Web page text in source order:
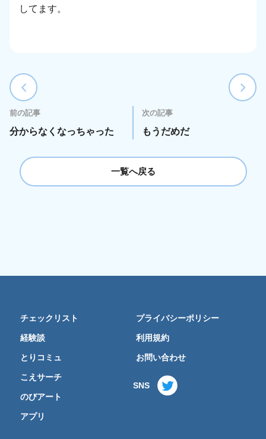
してます。
前の記事
分からなくなっちゃった
次の記事
もうだめだ
一覧へ戻る
チェックリスト
経験談
とりコミュ
こえサーチ
のびアート
アプリ
プライバシーポリシー
利用規約
お問い合わせ
SNS